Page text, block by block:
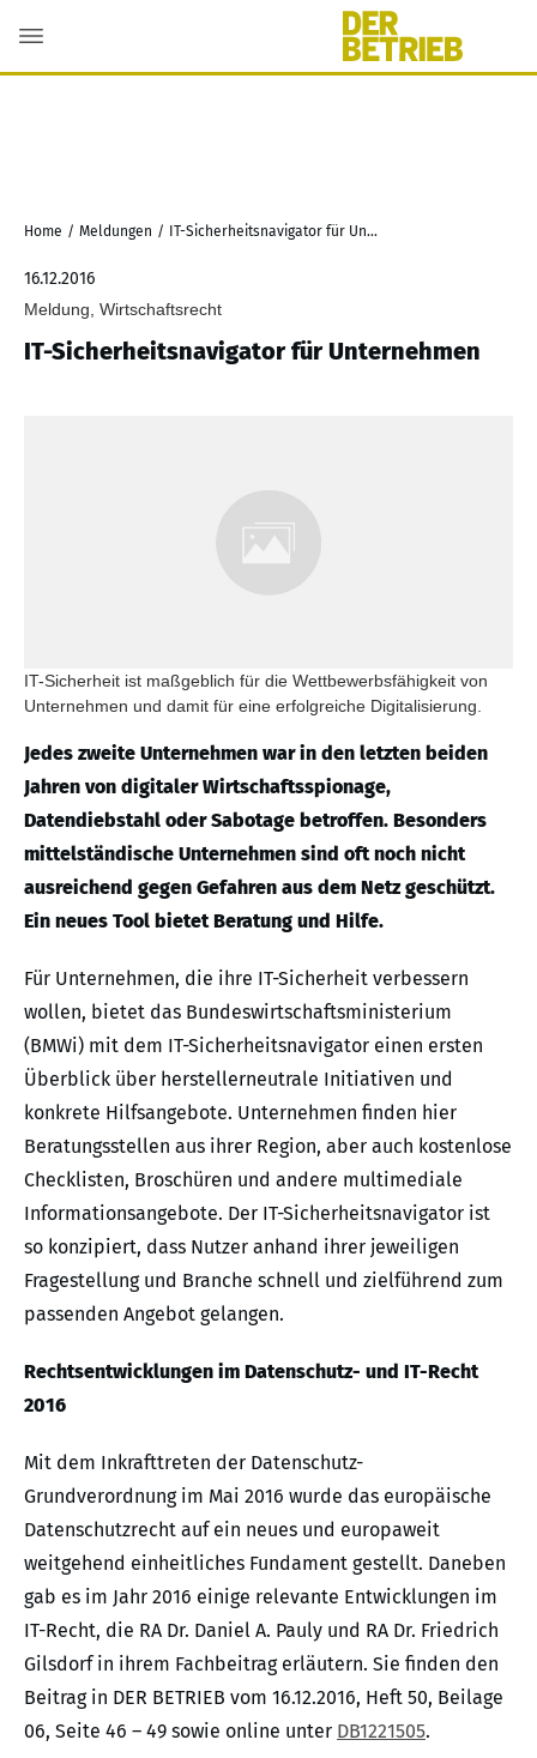
Home / Meldungen / IT-Sicherheitsnavigator für Unternehmen
16.12.2016
Meldung, Wirtschaftsrecht
IT-Sicherheitsnavigator für Unternehmen
IT-Sicherheit ist maßgeblich für die Wettbewerbsfähigkeit von
Unternehmen und damit für eine erfolgreiche Digitalisierung.
Jedes zweite Unternehmen war in den letzten beiden
Jahren von digitaler Wirtschaftsspionage,
Datendiebstahl oder Sabotage betroffen. Besonders
mittelständische Unternehmen sind oft noch nicht
ausreichend gegen Gefahren aus dem Netz geschützt.
Ein neues Tool bietet Beratung und Hilfe.
Für Unternehmen, die ihre IT-Sicherheit verbessern
wollen, bietet das Bundeswirtschaftsministerium
(BMWi) mit dem IT-Sicherheitsnavigator einen ersten
Überblick über herstellerneutrale Initiativen und
konkrete Hilfsangebote. Unternehmen finden hier
Beratungsstellen aus ihrer Region, aber auch kostenlose
Checklisten, Broschüren und andere multimediale
Informationsangebote. Der IT-Sicherheitsnavigator ist
so konzipiert, dass Nutzer anhand ihrer jeweiligen
Fragestellung und Branche schnell und zielführend zum
passenden Angebot gelangen.
Rechtsentwicklungen im Datenschutz- und IT-Recht
2016
Mit dem Inkrafttreten der Datenschutz-
Grundverordnung im Mai 2016 wurde das europäische
Datenschutzrecht auf ein neues und europaweit
weitgehend einheitliches Fundament gestellt. Daneben
gab es im Jahr 2016 einige relevante Entwicklungen im
IT-Recht, die RA Dr. Daniel A. Pauly und RA Dr. Friedrich
Gilsdorf in ihrem Fachbeitrag erläutern. Sie finden den
Beitrag in DER BETRIEB vom 16.12.2016, Heft 50, Beilage
06, Seite 46 – 49 sowie online unter DB1221505.